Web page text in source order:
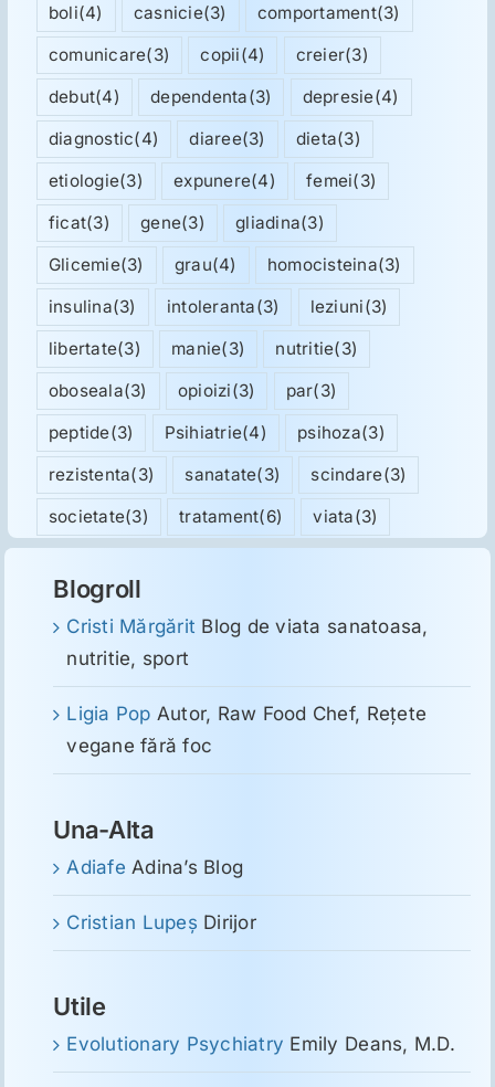
boli(4) casnicie(3) comportament(3)
comunicare(3) copii(4) creier(3)
debut(4) dependenta(3) depresie(4)
diagnostic(4) diaree(3) dieta(3)
etiologie(3) expunere(4) femei(3)
ficat(3) gene(3) gliadina(3)
Glicemie(3) grau(4) homocisteina(3)
insulina(3) intoleranta(3) leziuni(3)
libertate(3) manie(3) nutritie(3)
oboseala(3) opioizi(3) par(3)
peptide(3) Psihiatrie(4) psihoza(3)
rezistenta(3) sanatate(3) scindare(3)
societate(3) tratament(6) viata(3)
Blogroll
Cristi Mărgărit Blog de viata sanatoasa,
nutritie, sport
Ligia Pop Autor, Raw Food Chef, Reţete
vegane fără foc
Una-Alta
Adiafe Adina’s Blog
Cristian Lupeş Dirijor
Utile
Evolutionary Psychiatry Emily Deans, M.D.